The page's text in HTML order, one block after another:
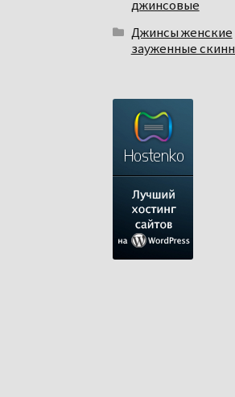
джинсовые
Джинсы женские
зауженные